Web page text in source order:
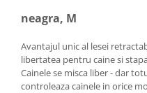
neagra, M
Avantajul unic al lesei
libertatea pentru caine si
Cainele se misca liber - dar
controleaza cainele in orice